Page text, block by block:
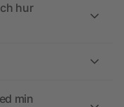
hur
min